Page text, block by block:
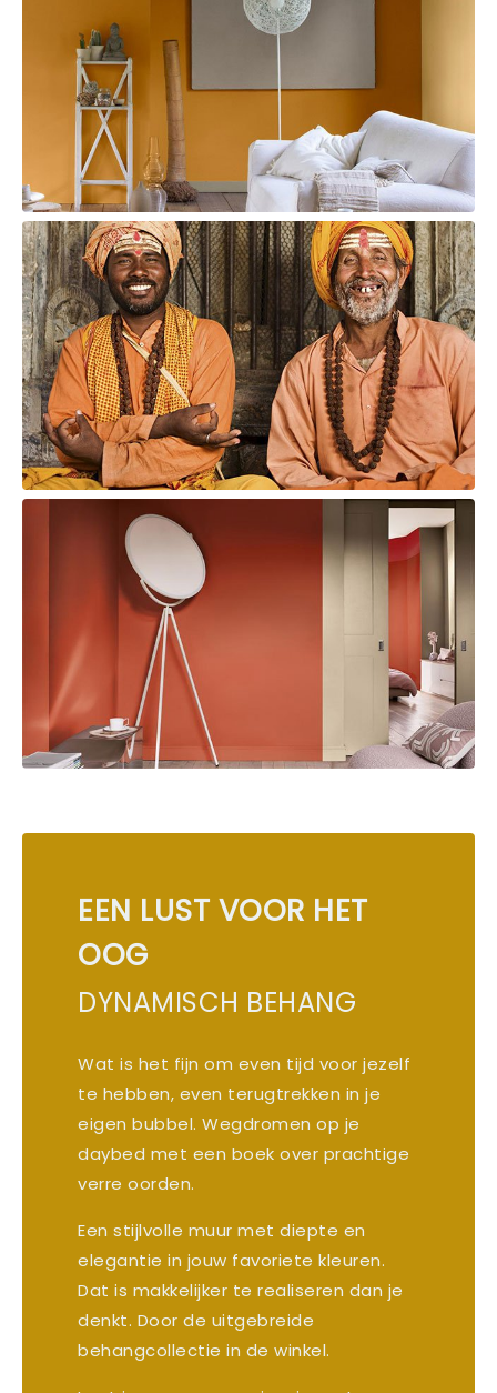
EEN LUST VOOR HET
OOG
DYNAMISCH BEHANG
Wat is het fijn om even tijd voor jezelf
te hebben, even terugtrekken in je
eigen bubbel. Wegdromen op je
daybed met een boek over prachtige
verre oorden.
Een stijlvolle muur met diepte en
elegantie in jouw favoriete kleuren.
Dat is makkelijker te realiseren dan je
denkt. Door de uitgebreide
behangcollectie in de winkel.